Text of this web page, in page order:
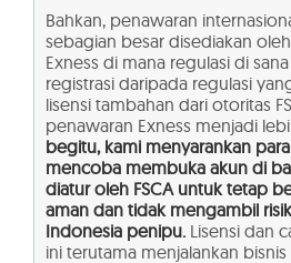
Bahkan, penawaran
sebagian besar disediakan
Exness di mana regulasi di
registrasi daripada regulasi
lisensi tambahan dari otoritas
penawaran Exness menjadi
begitu, kami menyarankan
mencoba membuka akun di
diatur oleh FSCA untuk tetap
aman dan tidak mengambil
Indonesia penipu. Lisensi dan
ini terutama menjalankan bisnis